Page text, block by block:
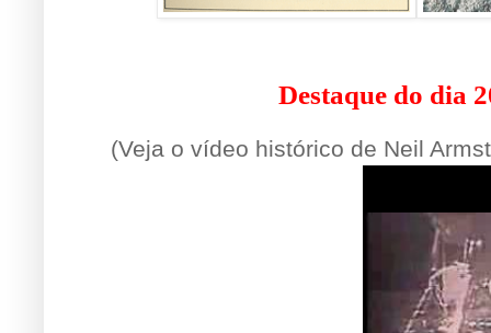
Destaque do dia
(Veja o vídeo histórico de Neil